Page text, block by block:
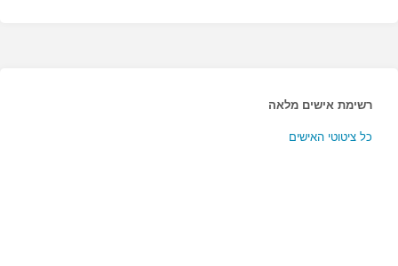
רשימת אישים מלאה
כל ציטוטי האישים